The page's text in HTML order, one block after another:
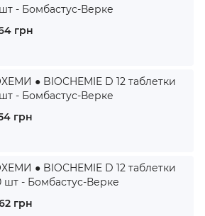
- Бомбастус-Верке
грн
● BIOCHEMIE D 12 таблетки
- Бомбастус-Верке
грн
● BIOCHEMIE D 12 таблетки
шт - Бомбастус-Верке
грн